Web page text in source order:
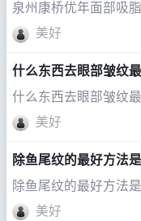
泉州康桥优年面部吸
美好
什么东西去眼部皱纹
什么东西去眼部皱纹
美好
除鱼尾纹的最好方法
除鱼尾纹的最好方法
美好